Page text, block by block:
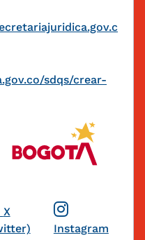
sdqs/crear-
X
Instagram